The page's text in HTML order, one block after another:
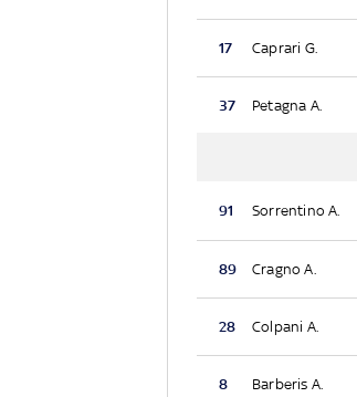
17 Caprari G.
37 Petagna A.
91 Sorrentino A.
89 Cragno A.
28 Colpani A.
8 Barberis A.